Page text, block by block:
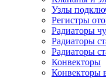
Узлы
Регистры
Радиаторы
Радиаторы
Радиаторы
Конвекторы
Конвекторы